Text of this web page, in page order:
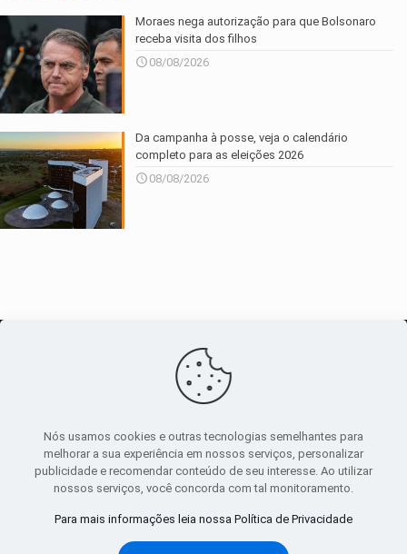
Moraes nega autorização para que Bolsonaro
receba visita dos filhos
08/08/2026
Da campanha à posse, veja o calendário
completo para as eleições 2026
08/08/2026
canal de notícias
Sobre|Política Privacidade|Termos de uso
Nós usamos cookies e outras tecnologias semelhantes para
melhorar a sua experiência em nossos serviços, personalizar
publicidade e recomendar conteúdo de seu interesse. Ao utilizar
nossos serviços, você concorda com tal monitoramento.
Para mais informações leia nossa Política de Privacidade